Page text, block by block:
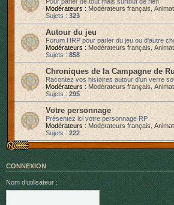
Modérateurs : Modérateurs français
Sujets : 323
Autour du jeu
Forum HRP pour parler du jeu ou d'autre
Modérateurs : Modérateurs français
Sujets : 858
Chroniques de la Campagne de
Racontez vos histoires autour d'un verre
Modérateurs : Modérateurs français
Sujets : 295
Votre personnage
Présentez ici votre personnage RP
Modérateurs : Modérateurs français
Sujets : 222
CONNEXION
Nom d’utilisateur :